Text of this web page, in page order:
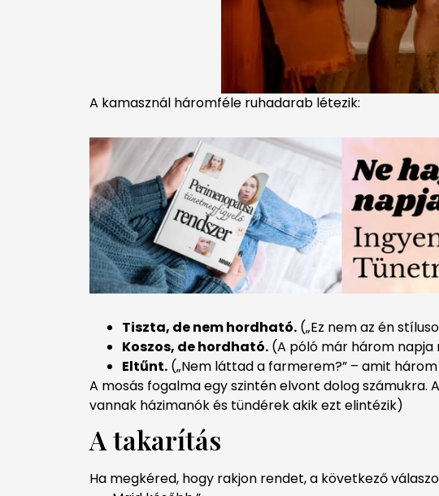
A kamasznál háromféle ruhadarab létezik:
Tiszta, de nem hordható. („Ez nem az én
Koszos, de hordható. (A póló már három napja
Eltűnt. („Nem láttad a farmerem?” – amit
A mosás fogalma egy szintén elvont dolog számukra.
vannak házimanók és tündérek akik ezt elintézik)
A takarítás
Ha megkéred, hogy rakjon rendet, a következő